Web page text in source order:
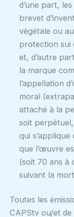
d’une part,
brevet
végétale ou
protection sui
et, d’autre
la marque
l’appellation
moral
attaché à la
soit
qui
que l’œuvre
(soit 70 ans à
suivant la
Toutes les
CAPStv ou/et